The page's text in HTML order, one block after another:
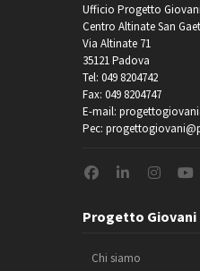
Ufficio Progetto Giovani
Centro Altinate San
Via Altinate 71
35121 Padova
Tel: 049 8204742
Fax: 049 8204747
E-mail:
Pec:
Progetto Giovani
Chi siamo